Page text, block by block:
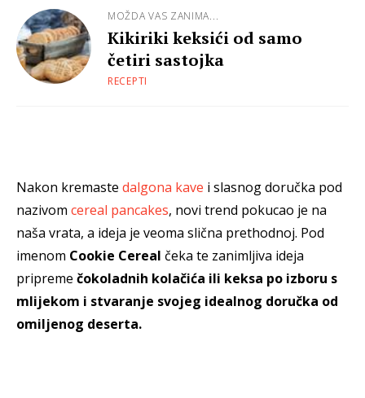
MOŽDA VAS ZANIMA...
Kikiriki keksići od samo
četiri sastojka
RECEPTI
Nakon kremaste dalgona kave i slasnog doručka pod
nazivom cereal pancakes, novi trend pokucao je na
naša vrata, a ideja je veoma slična prethodnoj. Pod
imenom Cookie Cereal čeka te zanimljiva ideja
pripreme čokoladnih kolačića ili keksa po izboru s
mlijekom i stvaranje svojeg idealnog doručka od
omiljenog deserta.